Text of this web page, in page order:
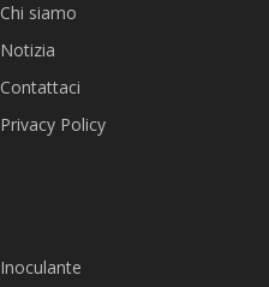
Chi siamo
Notizia
Contattaci
Privacy Policy
Inoculante